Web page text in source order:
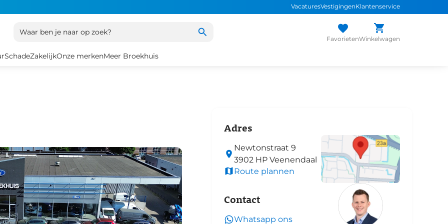
VacaturesVestigingenKlantenservice
Waar ben je naar op zoek?
FavorietenWinkelwagen
SchadeZakelijkOnze merkenMeer Broekhuis
Adres
Newtonstraat 9
3902 HP Veenendaal
Route plannen
Contact
Whatsapp ons